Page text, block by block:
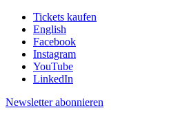
Tickets kaufen
English
Facebook
Instagram
YouTube
LinkedIn
Newsletter abonnieren